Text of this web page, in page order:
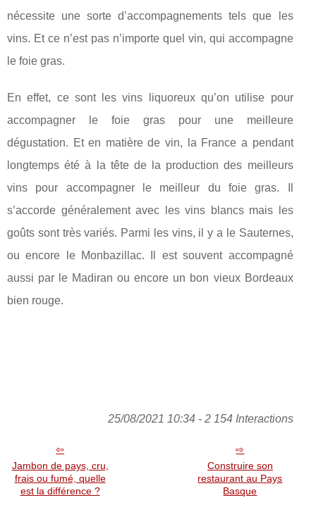
nécessite une sorte d’accompagnements tels que les
vins. Et ce n’est pas n’importe quel vin, qui accompagne
le foie gras.
En effet, ce sont les vins liquoreux qu’on utilise pour
accompagner le foie gras pour une meilleure
dégustation. Et en matière de vin, la France a pendant
longtemps été à la tête de la production des meilleurs
vins pour accompagner le meilleur du foie gras. Il
s’accorde généralement avec les vins blancs mais les
goûts sont très variés. Parmi les vins, il y a le Sauternes,
ou encore le Monbazillac. Il est souvent accompagné
aussi par le Madiran ou encore un bon vieux Bordeaux
bien rouge.
25/08/2021 10:34 - 2 154 Interactions
Jambon de pays, cru,
frais ou fumé, quelle
est la différence ?
Construire son
restaurant au Pays
Basque